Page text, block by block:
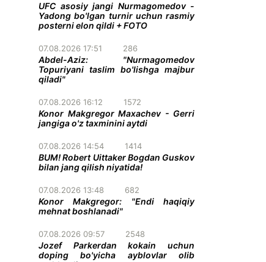
UFC asosiy jangi Nurmagomedov -
Yadong bo'lgan turnir uchun rasmiy
posterni elon qildi + FOTO
07.08.2026 17:51 286
Abdel-Aziz: "Nurmagomedov
Topuriyani taslim bo'lishga majbur
qiladi"
07.08.2026 16:12 1572
Konor Makgregor Maxachev - Gerri
jangiga o'z taxminini aytdi
07.08.2026 14:54 1414
BUM! Robert Uittaker Bogdan Guskov
bilan jang qilish niyatida!
07.08.2026 13:48 682
Konor Makgregor: "Endi haqiqiy
mehnat boshlanadi"
07.08.2026 09:57 2548
Jozef Parkerdan kokain uchun
doping bo'yicha ayblovlar olib